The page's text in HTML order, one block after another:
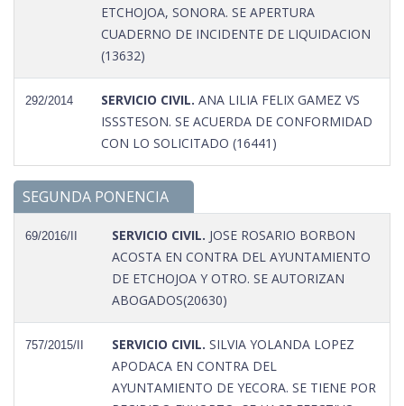
ETCHOJOA, SONORA. SE APERTURA
CUADERNO DE INCIDENTE DE LIQUIDACION
(13632)
292/2014 SERVICIO CIVIL. ANA LILIA FELIX GAMEZ VS
ISSSTESON. SE ACUERDA DE CONFORMIDAD
CON LO SOLICITADO (16441)
SEGUNDA PONENCIA
69/2016/II SERVICIO CIVIL. JOSE ROSARIO BORBON
ACOSTA EN CONTRA DEL AYUNTAMIENTO
DE ETCHOJOA Y OTRO. SE AUTORIZAN
ABOGADOS(20630)
757/2015/II SERVICIO CIVIL. SILVIA YOLANDA LOPEZ
APODACA EN CONTRA DEL
AYUNTAMIENTO DE YECORA. SE TIENE POR